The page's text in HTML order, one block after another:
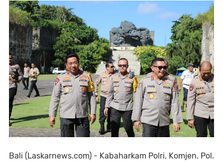
Bali (Laskarnews.com) - Kabaharkam Polri, Komjen. Pol.